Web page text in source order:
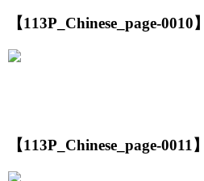
【113P_Chinese_page-0010】
【113P_Chinese_page-0011】